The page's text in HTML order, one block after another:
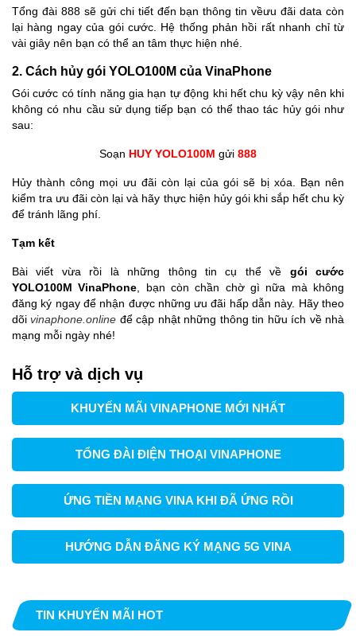
Tổng đài 888 sẽ gửi chi tiết đến bạn thông tin vềưu đãi data còn
lại hàng ngay của gói cước. Hệ thống phản hồi rất nhanh chỉ từ
vài giây nên bạn có thể an tâm thực hiện nhé.
2. Cách hủy gói YOLO100M của VinaPhone
Gói cước có tính năng gia hạn tự động khi hết chu kỳ vậy nên khi
không có nhu cầu sử dụng tiếp bạn có thể thao tác hủy gói như
sau:
Soạn HUY YOLO100M gửi 888
Hủy thành công mọi ưu đãi còn lại của gói sẽ bị xóa. Bạn nên
kiểm tra ưu đãi còn lại và hãy thực hiện hủy gói khi sắp hết chu kỳ
để tránh lãng phí.
Tạm kết
Bài viết vừa rồi là những thông tin cụ thể về gói cước
YOLO100M VinaPhone, bạn còn chần chờ gì nữa mà không
đăng ký ngay để nhận được những ưu đãi hấp dẫn này. Hãy theo
dõivinaphone.online để cập nhật những thông tin hữu ích về nhà
mạng mỗi ngày nhé!
Hỗ trợ và dịch vụ
KHUYẾN MÃI VINAPHONE MỚI NHẤT
TỔNG ĐÀI ĐIỆN THOẠI VINAPHONE
ỨNG TIỀN MẠNG VINA KHI ĐÃ ỨNG RỒI
HƯỚNG DẪN ĐĂNG KÝ MẠNG 5G VINA
TIN KHUYẾN MÃI HOT